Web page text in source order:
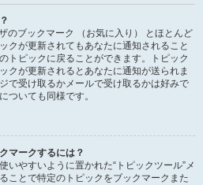
のブックマーク （お気に入り） とほとんど
クが更新されてもあなたに通知されること
トピックに戻ることができます。トピック
クが更新されるとあなたに通知が送られま
で受け取るかメールで受け取るかは好みで
ついても同様です。
マークするには？
いやすいように置かれた“トピックツール”メ
ことで特定のトピックをブックマークまた